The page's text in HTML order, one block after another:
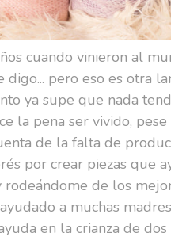
cuando vinieron al
digo... pero eso es otra
ya supe que nada
la pena ser vivido,
de la falta de
por crear piezas que
de los
a muchas
en la crianza de